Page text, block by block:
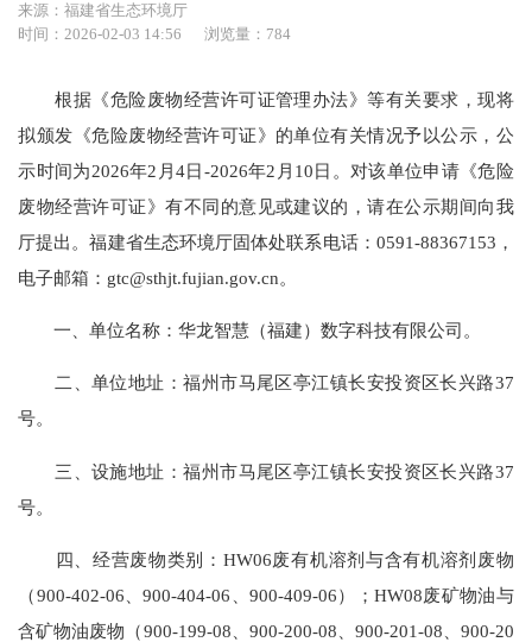
来源：福建省生态环境厅
时间：2026-02-03 14:56
浏览量：784
根据《危险废物经营许可证管理办法》等有关要求，现将
拟颁发《危险废物经营许可证》的单位有关情况予以公示，公
示时间为2026年2月4日-2026年2月10日。对该单位申请《危险
废物经营许可证》有不同的意见或建议的，请在公示期间向我
厅提出。福建省生态环境厅固体处联系电话：0591-88367153，
电子邮箱：gtc@sthjt.fujian.gov.cn。
一、单位名称：华龙智慧（福建）数字科技有限公司。
二、单位地址：福州市马尾区亭江镇长安投资区长兴路37
号。
三、设施地址：福州市马尾区亭江镇长安投资区长兴路37
号。
四、经营废物类别：HW06废有机溶剂与含有机溶剂废物
（900-402-06、900-404-06、900-409-06）；HW08废矿物油与
含矿物油废物（900-199-08、900-200-08、900-201-08、900-20